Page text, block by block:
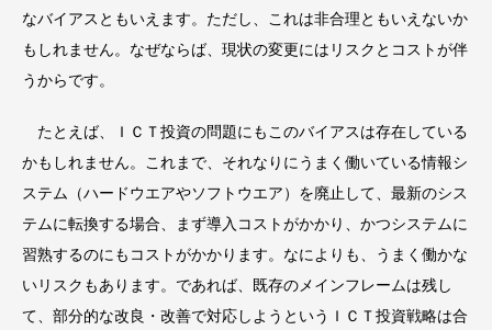
なバイアスともいえます。ただし、これは非合理ともいえないか
もしれません。なぜならば、現状の変更にはリスクとコストが伴
うからです。
たとえば、ＩＣＴ投資の問題にもこのバイアスは存在している
かもしれません。これまで、それなりにうまく働いている情報シ
ステム（ハードウエアやソフトウエア）を廃止して、最新のシス
テムに転換する場合、まず導入コストがかかり、かつシステムに
習熟するのにもコストがかかります。なによりも、うまく働かな
いリスクもあります。であれば、既存のメインフレームは残し
て、部分的な改良・改善で対応しようというＩＣＴ投資戦略は合